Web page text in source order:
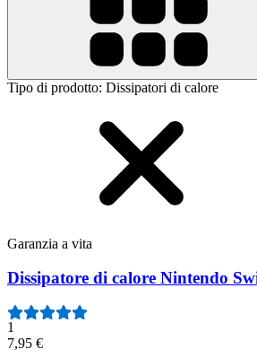
Tipo di prodotto: Dissipatori di calore
Garanzia a vita
Dissipatore di calore Nintendo
1
7,95 €